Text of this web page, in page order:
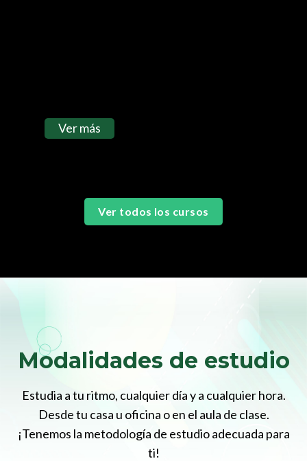
Ver más
Ver todos los cursos
Modalidades de estudio
Estudia a tu ritmo, cualquier día y a cualquier hora.
Desde tu casa u oficina o en el aula de clase.
¡Tenemos la metodología de estudio adecuada para
ti!